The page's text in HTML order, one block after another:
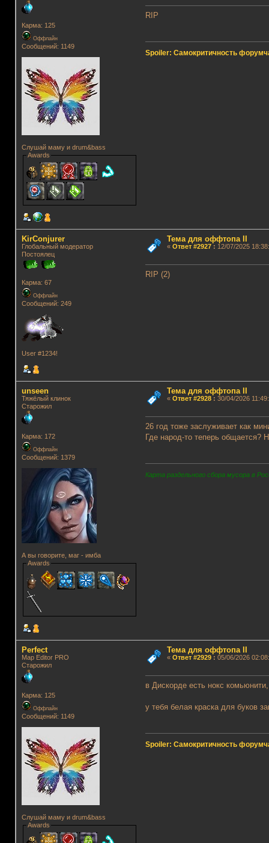
Карма: 125
Оффлайн
Сообщений: 1149
Слушай маму и drum&bass
Awards
RIP
Spoiler: Самокритичность
KirConjurer
Глобальный модератор
Постоялец
Карма: 67
Оффлайн
Сообщений: 249
User #1234!
Тема для оффтопа II
« Ответ #2927: 12/07/2025
RIP (2)
unseen
Тяжёлый клинок
Старожил
Карма: 172
Оффлайн
Сообщений: 1379
А вы говорите, маг - имба
Awards
Тема для оффтопа II
« Ответ #2928: 30/04/2026
26 год тоже заслуживает как
Где народ-то теперь общается?
Карта раздельного сбора мусора в
Perfect
Map Editor PRO
Старожил
Карма: 125
Оффлайн
Сообщений: 1149
Слушай маму и drum&bass
Awards
Тема для оффтопа II
« Ответ #2929: 05/06/2026
в Дискорде есть нокс
у тебя белая краска для буков
Spoiler: Самокритичность